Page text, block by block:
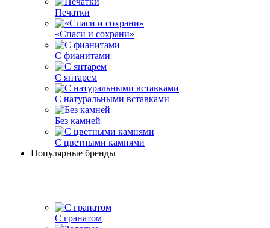
Печатки
«Спаси и сохрани»
С фианитами
С янтарем
С натуральными вставками
Без камней
С цветными камнями
Популярные бренды
С гранатом